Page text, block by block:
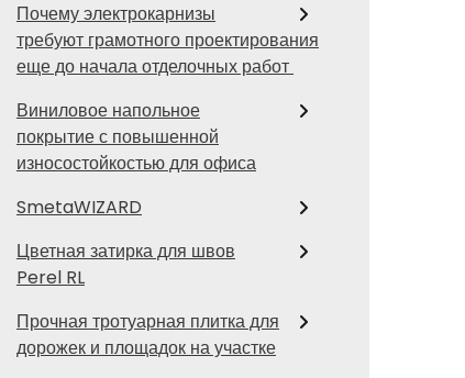
Почему электрокарнизы
требуют грамотного проектирования
еще до начала отделочных работ
Виниловое напольное
покрытие с повышенной
износостойкостью для офиса
SmetaWIZARD
Цветная затирка для швов
Perel RL
Прочная тротуарная плитка для
дорожек и площадок на участке